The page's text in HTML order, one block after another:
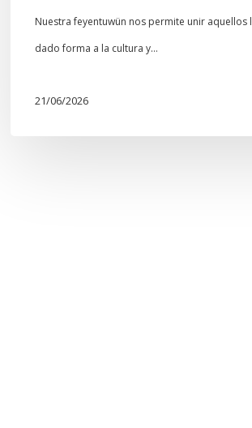
Nuestra feyentuwün nos permite unir aquellos
dado forma a la cultura y…
21/06/2026